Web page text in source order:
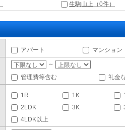
生駒山上（0件）
アパート マンション
～
管理費等含む
礼金
1R 1K
2LDK
3K
4LDK以上